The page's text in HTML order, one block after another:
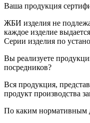
Ваша продукция
ЖБИ изделия не
каждое изделие
Серии изделия по
Вы реализуете
посредников?
Вся продукция,
продукт производства
По каким нормативным